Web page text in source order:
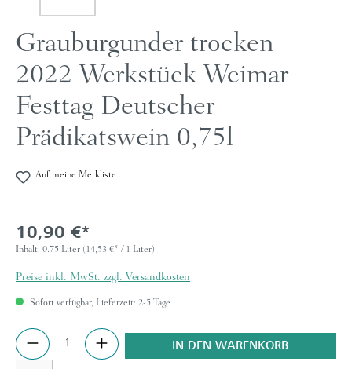
Grauburgunder trocken
2022 Werkstück Weimar
Festtag Deutscher
Prädikatswein 0,75l
Auf meine Merkliste
10,90 €*
Inhalt: 0.75 Liter (14,53 €* / 1 Liter)
Preise inkl. MwSt. zzgl. Versandkosten
Sofort verfügbar, Lieferzeit: 2-5 Tage
Anzahl
IN DEN WARENKORB